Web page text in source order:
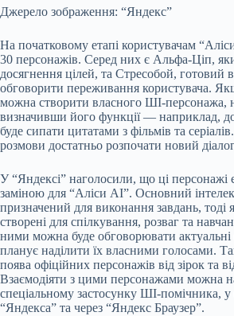
Джерело зображення: “Яндекс”
На початковому етапі користувачам
30 персонажів. Серед них є Альфа-Ціп,
досягнення цілей, та Стресобой, готовий
обговорити переживання користувача.
можна створити власного ШІ-персонажа,
визначивши його функції — наприклад,
буде сипати цитатами з фільмів та
розмови достатньо розпочати новий
У “Яндексі” наголосили, що ці персонажі
заміною для “Аліси AI”. Основний
призначений для виконання завдань, тоді
створені для спілкування, розваг та
ними можна буде обговорювати
планує наділити їх власними голосами.
поява офіційних персонажів від зірок та
Взаємодіяти з цими персонажами можна
спеціальному застосунку ШІ-помічника,
“Яндекса” та через “Яндекс Браузер”.